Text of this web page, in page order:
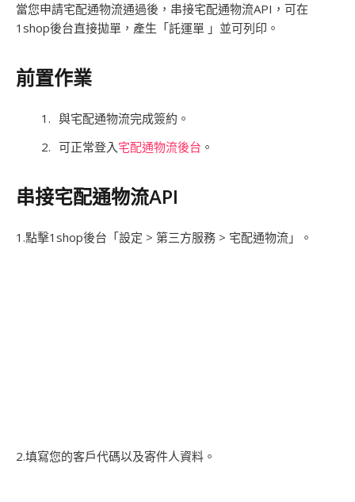
當您申請宅配通物流通過後，串接宅配通物流API，可在
1shop後台直接拋單，產生「託運單 」並可列印。
前置作業
與宅配通物流完成簽約。
可正常登入宅配通物流後台 。
串接宅配通物流API
1.點擊1shop後台「設定 > 第三方服務 > 宅配通物流」。
2.填寫您的客戶代碼以及寄件人資料。